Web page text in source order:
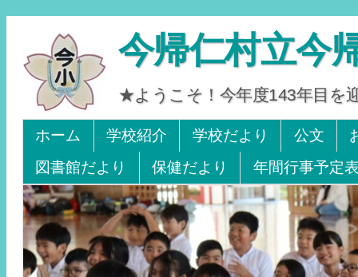
今帰仁村立今
★ようこそ！今年度143年目を
Tel 0980-56-2405. Fax 0980-56-2242
ホーム 学校紹介 学校だより 公文
図書館だより
保健だより 年間行事予定